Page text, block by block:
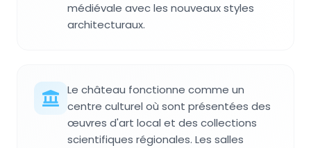
médiévale avec les nouveaux styles
architecturaux.
Le château fonctionne comme un
centre culturel où sont présentées des
œuvres d'art local et des collections
scientifiques régionales. Les salles